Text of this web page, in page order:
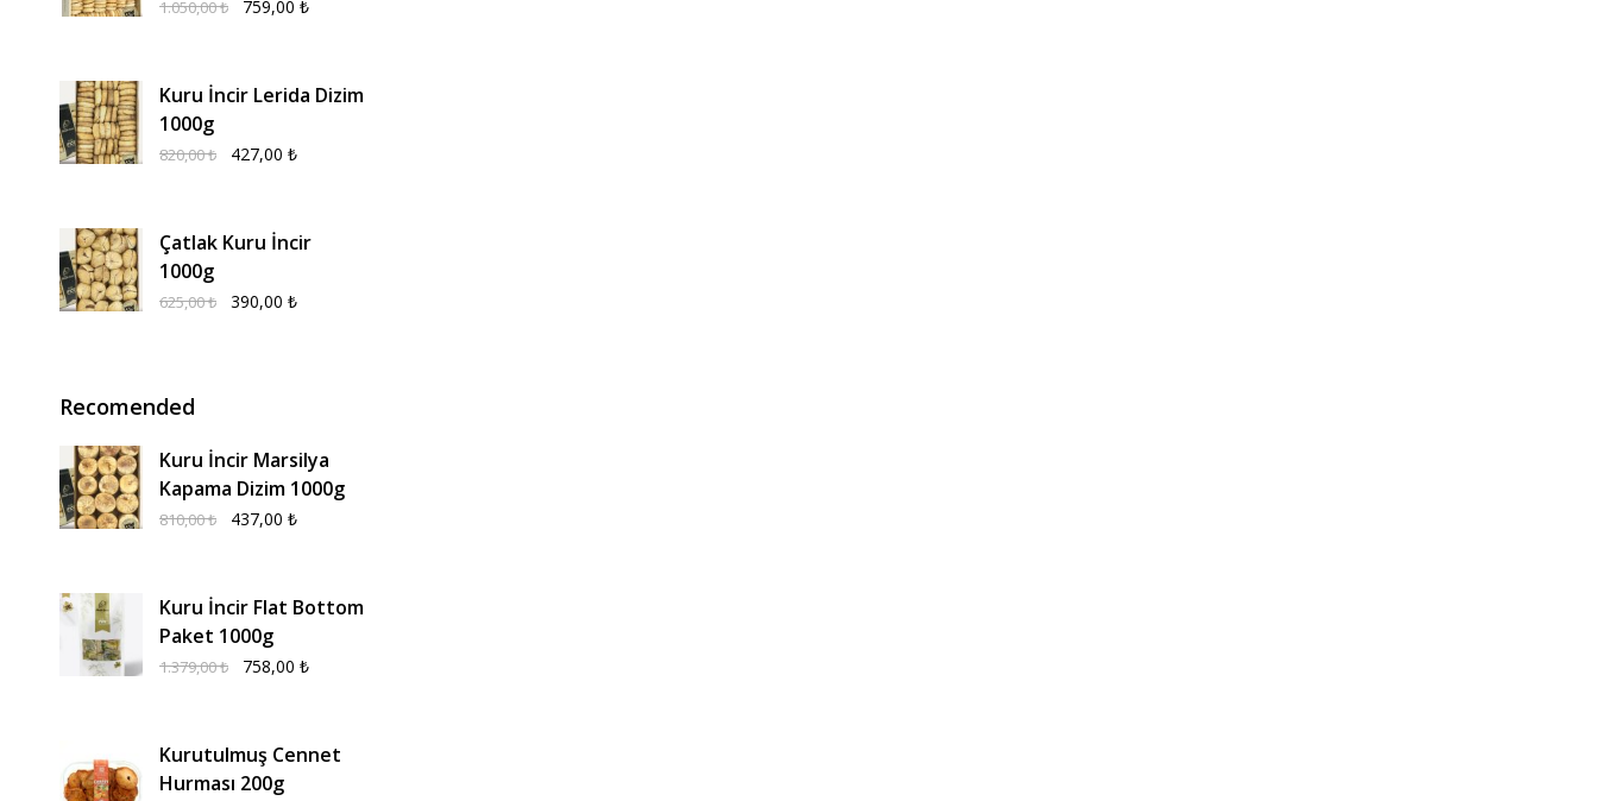
1.050,00₺ 759,00 ₺
Kuru İncir Lerida Dizim
1000g
820,00₺ 427,00 ₺
Çatlak Kuru İncir
1000g
625,00₺ 390,00 ₺
Recomended
Kuru İncir Marsilya
Kapama Dizim 1000g
810,00₺ 437,00 ₺
Kuru İncir Flat Bottom
Paket 1000g
1.379,00₺ 758,00 ₺
Kurutulmuş Cennet
Hurması 200g